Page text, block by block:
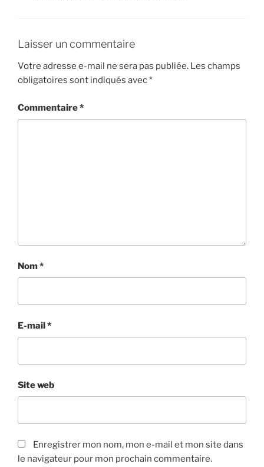
Laisser un commentaire
Votre adresse e-mail ne sera pas publiée. Les champs
obligatoires sont indiqués avec*
Commentaire*
Nom*
E-mail*
Site web
Enregistrer mon nom, mon e-mail et mon site dans
le navigateur pour mon prochain commentaire.